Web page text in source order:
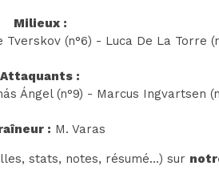
Milieux :
(n°6) - Luca De La Torre
Attaquants :
Ángel (n°9) - Marcus Ingvartsen
: M. Varas
stats, notes, résumé...) sur